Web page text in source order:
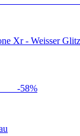
Xr - Weisser
-58%